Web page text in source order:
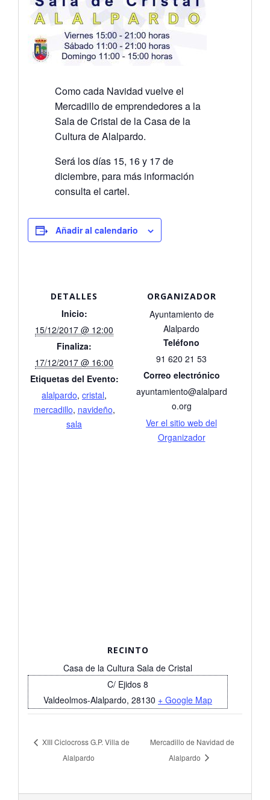
Como cada Navidad vuelve el
Mercadillo de emprendedores a la
Sala de Cristal de la Casa de la
Cultura de Alalpardo.
Será los días 15, 16 y 17 de
diciembre, para más información
consulta el cartel.
Añadir al calendario
DETALLES
Inicio:
15/12/2017 @ 12:00
Finaliza:
17/12/2017 @ 16:00
Etiquetas del Evento:
alalpardo, cristal,
mercadillo, navideño,
sala
ORGANIZADOR
Ayuntamiento de
Alalpardo
Teléfono
91 620 21 53
Correo electrónico
ayuntamiento@alalpard
o.org
Ver el sitio web del
Organizador
RECINTO
Casa de la Cultura Sala de Cristal
C/ Ejidos 8
Valdeolmos-Alalpardo, 28130 + Google Map
XIII Ciclocross G.P. Villa de
Alalpardo
Mercadillo de Navidad de
Alalpardo